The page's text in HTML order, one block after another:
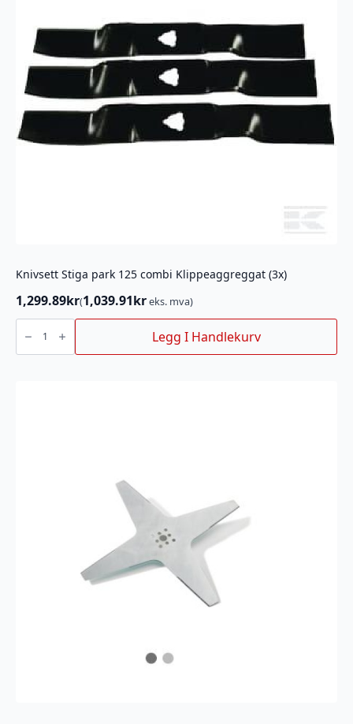
Knivsett Stiga park 125 combi Klippeaggreggat (3x)
1,299.89kr(1,039.91kreks. mva)
Knivsett
park
125
Legg I Handlekurv